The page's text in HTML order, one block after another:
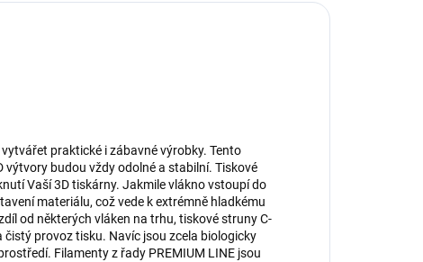
praktické i zábavné výrobky. Tento
budou vždy odolné a stabilní. Tiskové
Vaší 3D tiskárny. Jakmile vlákno vstoupí do
materiálu, což vede k extrémně hladkému
od některých vláken na trhu, tiskové struny C-
čistý provoz tisku. Navíc jsou zcela biologicky
Filamenty z řady PREMIUM LINE jsou